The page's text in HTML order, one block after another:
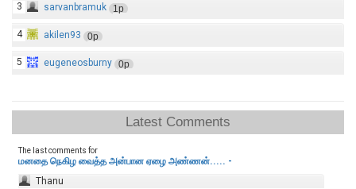
3 sarvanbramuk 1p
4 akilen93 0p
5 eugeneosburny 0p
Latest Comments
The last comments for
மனதை நெகிழ வைத்த அன்பான ஏழை அண்ணன்..... -
Thanu